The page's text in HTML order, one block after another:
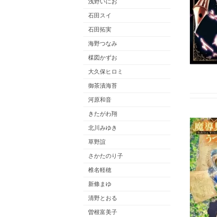
浅野いにお
石田スイ
石田拓実
海野つなみ
楳図かずお
大久保ヒロミ
御茶漬海苔
河原和音
きたがわ翔
北川みゆき
草野誼
さかたのり子
椎名軽穂
新條まゆ
清野とおる
曽根富美子